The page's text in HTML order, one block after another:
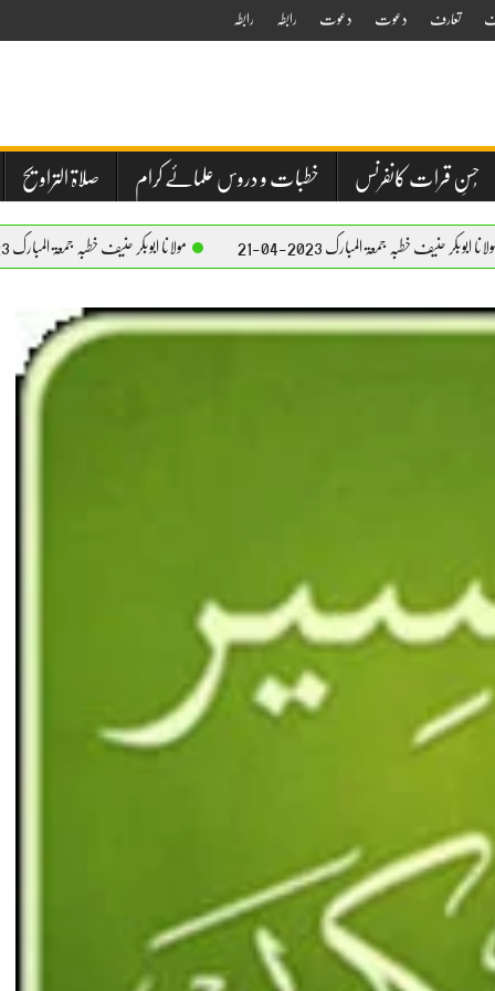
تعارف دعوت دعوت رابطہ رابطہ
حُسنِ قرات کانفرنس خطبات و دروس علمائے کرام صلاۃ التراویح
المبارک 2023-04-21 مولانا ابوبکر حنیف خطبہ جمعۃ المبارک 2023-04-21